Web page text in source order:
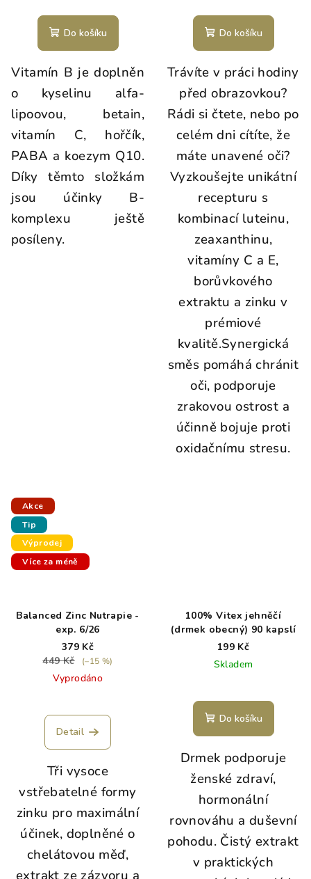
Do košíku
Vitamín B je doplněn
o kyselinu alfa-
lipoovou, betain,
vitamín C, hořčík,
PABA a koezym Q10.
Díky těmto složkám
jsou účinky B-
komplexu ještě
posíleny.
Do košíku
Trávíte v práci hodiny
před obrazovkou?
Rádi si čtete, nebo po
celém dni cítíte, že
máte unavené oči?
Vyzkoušejte unikátní
recepturu s
kombinací luteinu,
zeaxanthinu,
vitamíny C a E,
borůvkového
extraktu a zinku v
prémiové
kvalitě.Synergická
směs pomáhá chránit
oči, podporuje
zrakovou ostrost a
účinně bojuje proti
oxidačnímu stresu.
Akce
Tip
Výprodej
Více za méně
Balanced Zinc Nutrapie -
exp. 6/26
379 Kč
449 Kč
(–15 %)
Vyprodáno
Detail
Tři vysoce
vstřebatelné formy
zinku pro maximální
účinek, doplněné o
chelátovou měď,
100% Vitex jehněčí
(drmek obecný) 90 kapslí
199 Kč
Skladem
Do košíku
Drmek podporuje
ženské zdraví,
hormonální
rovnováhu a duševní
pohodu. Čistý extrakt
v praktických